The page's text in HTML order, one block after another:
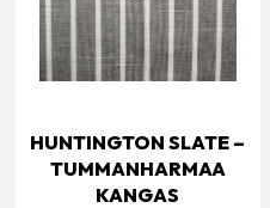
HUNTINGTON SLATE –
TUMMANHARMAA
KANGAS